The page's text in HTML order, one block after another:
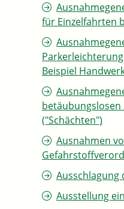
für Einzelfahrten
Beispiel
("Schächten")
Ausnahmen
Ausschlagung
Ausstellung